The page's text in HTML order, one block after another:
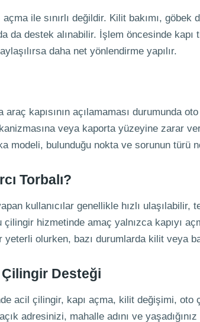
ile sınırlı değildir. Kilit bakımı,
da destek alınabilir. İşlem öncesinde kapı
daha net yönlendirme yapılır.
kapısının açılamaması durumunda
veya kaporta yüzeyine zarar
modeli, bulunduğu nokta ve sorunun türü
Torbalı?
kullanıcılar genellikle hızlı
hizmetinde amaç yalnızca kapıyı
yeterli olurken, bazı durumlarda kilit veya
Desteği
acil çilingir, kapı açma, kilit değişimi, oto
adresinizi, mahalle adını ve